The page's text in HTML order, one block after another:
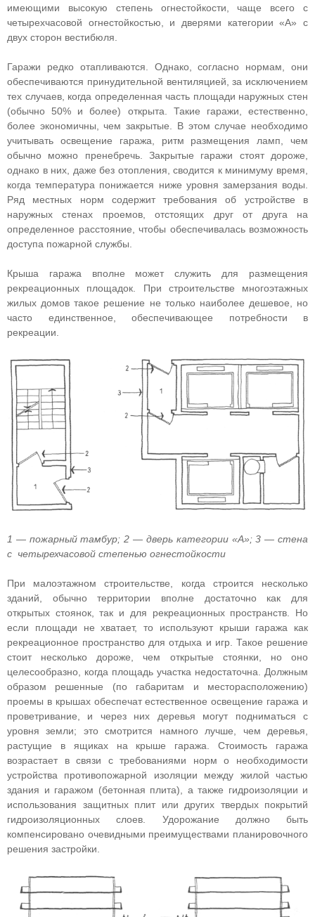
имеющими высокую степень огнестойкости, чаще всего с
четырехчасовой огнестойкостью, и дверями категории «А» с
двух сторон вестибюля.
Гаражи редко отапливаются. Однако, согласно нормам, они
обеспечиваются принудительной вентиляцией, за исключением
тех случаев, когда определенная часть площади наружных стен
(обычно 50% и более) открыта. Такие гаражи, естественно,
более экономичны, чем закрытые. В этом случае необходимо
учитывать освещение гаража, ритм размещения ламп, чем
обычно можно пренебречь. Закрытые гаражи стоят дороже,
однако в них, даже без отопления, сводится к минимуму время,
когда температура понижается ниже уровня замерзания воды.
Ряд местных норм содержит требования об устройстве в
наружных стенах проемов, отстоящих друг от друга на
определенное расстояние, чтобы обеспечивалась возможность
доступа пожарной службы.
Крыша гаража вполне может служить для размещения
рекреационных площадок. При строительстве многоэтажных
жилых домов такое решение не только наиболее дешевое, но
часто единственное, обеспечивающее потребности в
рекреации.
1 — пожарный тамбур; 2 — дверь категории «А»; 3 — стена
с четырехчасовой степенью огнестойкости
При малоэтажном строительстве, когда строится несколько
зданий, обычно территории вполне достаточно как для
открытых стоянок, так и для рекреационных пространств. Но
если площади не хватает, то используют крыши гаража как
рекреационное пространство для отдыха и игр. Такое решение
стоит несколько дороже, чем открытые стоянки, но оно
целесообразно, когда площадь участка недостаточна. Должным
образом решенные (по габаритам и месторасположению)
проемы в крышах обеспечат естественное освещение гаража и
проветривание, и через них деревья могут подниматься с
уровня земли; это смотрится намного лучше, чем деревья,
растущие в ящиках на крыше гаража. Стоимость гаража
возрастает в связи с требованиями норм о необходимости
устройства противопожарной изоляции между жилой частью
здания и гаражом (бетонная плита), а также гидроизоляции и
использования защитных плит или других твердых покрытий
гидроизоляционных слоев. Удорожание должно быть
компенсировано очевидными преимуществами планировочного
решения застройки.